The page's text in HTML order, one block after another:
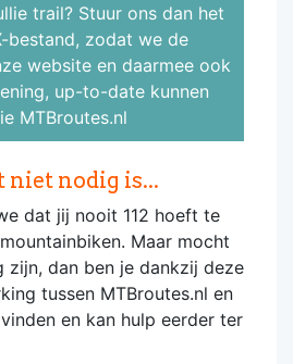
trail? Stuur ons dan het
bestand, zodat we de
website en daarmee ook
up-to-date kunnen
MTBroutes.nl
niet nodig is...
dat jij nooit 112 hoeft te
Maar mocht
zijn, dan ben je dankzij deze
tussen MTBroutes.nl en
en kan hulp eerder ter